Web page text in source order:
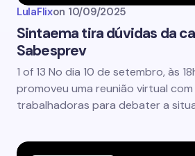
LulaFlixon 10/09/2025
Sintaema tira dúvidas da
Sabesprev
1 of 13 No dia 10 de setembro, às
promoveu uma reunião virtual
trabalhadoras para debater a